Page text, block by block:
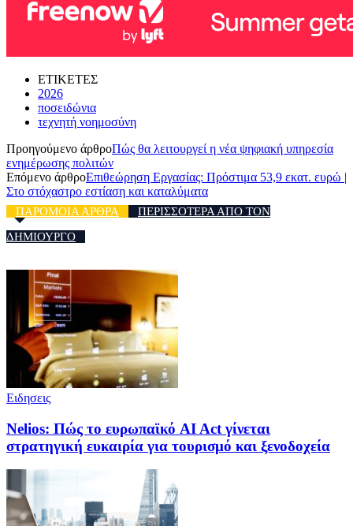
ΕΤΙΚΕΤΕΣ
2026
ποσειδώνια
τεχνητή νοημοσύνη
Προηγούμενο άρθροΠώς θα λειτουργεί η νέα ψηφιακή υπηρεσία
ενημέρωσης πολιτών
Επόμενο άρθροΕπιθεώρηση Εργασίας: Πρόστιμα 53,9 εκατ. ευρώ |
Στο στόχαστρο εστίαση και καταλύματα
ΠΑΡΟΜΟΙΑ ΑΡΘΡΑ
ΠΕΡΙΣΣΟΤΕΡΑ ΑΠΟ ΤΟΝ
ΔΗΜΙΟΥΡΓΟ
Ειδησεις
Nelios: Πώς το ευρωπαϊκό AI Act γίνεται
στρατηγική ευκαιρία για τουρισμό και ξενοδοχεία